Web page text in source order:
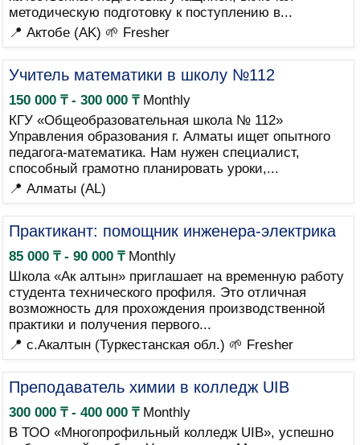
методическую подготовку к поступлению в...
📍 Актобе (AK) 🌱 Fresher
Учитель математики в школу №112
150 000 ₸ - 300 000 ₸Monthly
КГУ «Общеобразовательная школа № 112»
Управления образования г. Алматы ищет опытного
педагога-математика. Нам нужен специалист,
способный грамотно планировать уроки,...
📍 Алматы (AL)
Практикант: помощник инженера-электрика
85 000 ₸ - 90 000 ₸Monthly
Школа «Ак алтын» приглашает на временную работу
студента технического профиля. Это отличная
возможность для прохождения производственной
практики и получения первого...
📍 с.Акалтын (Туркестанская обл.) 🌱 Fresher
Преподаватель химии в колледж UIB
300 000 ₸ - 400 000 ₸Monthly
В ТОО «Многопрофильный колледж UIB», успешно